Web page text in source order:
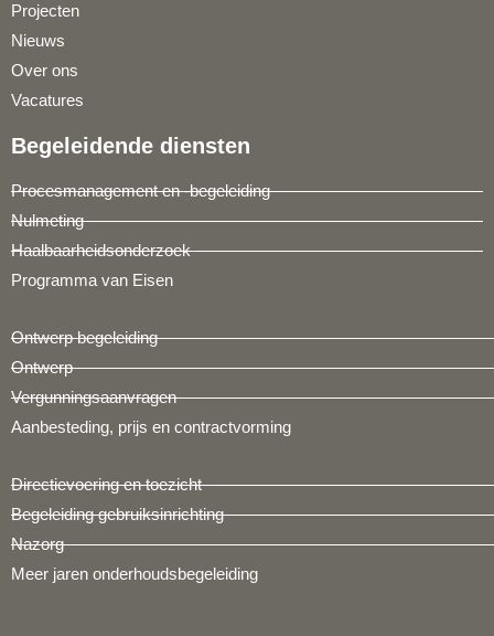
Projecten
Nieuws
Over ons
Vacatures
Begeleidende diensten
Procesmanagement en -begeleiding
Nulmeting
Haalbaarheidsonderzoek
Programma van Eisen
Ontwerp begeleiding
Ontwerp
Vergunningsaanvragen
Aanbesteding, prijs en contractvorming
Directievoering en toezicht
Begeleiding gebruiksinrichting
Nazorg
Meer jaren onderhoudsbegeleiding